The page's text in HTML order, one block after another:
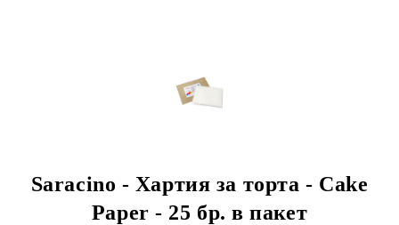
Saracino - Хартия за торта - Cake
Paper - 25 бр. в пакет